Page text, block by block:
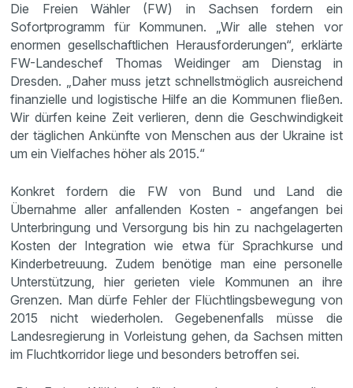
Die Freien Wähler (FW) in Sachsen fordern ein
Sofortprogramm für Kommunen. „Wir alle stehen vor
enormen gesellschaftlichen Herausforderungen“, erklärte
FW-Landeschef Thomas Weidinger am Dienstag in
Dresden. „Daher muss jetzt schnellstmöglich ausreichend
finanzielle und logistische Hilfe an die Kommunen fließen.
Wir dürfen keine Zeit verlieren, denn die Geschwindigkeit
der täglichen Ankünfte von Menschen aus der Ukraine ist
um ein Vielfaches höher als 2015.“
Konkret fordern die FW von Bund und Land die
Übernahme aller anfallenden Kosten - angefangen bei
Unterbringung und Versorgung bis hin zu nachgelagerten
Kosten der Integration wie etwa für Sprachkurse und
Kinderbetreuung. Zudem benötige man eine personelle
Unterstützung, hier gerieten viele Kommunen an ihre
Grenzen. Man dürfe Fehler der Flüchtlingsbewegung von
2015 nicht wiederholen. Gegebenenfalls müsse die
Landesregierung in Vorleistung gehen, da Sachsen mitten
im Fluchtkorridor liege und besonders betroffen sei.